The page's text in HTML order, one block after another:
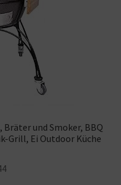
und Smoker, BBQ
Grill, Ei Outdoor Küche